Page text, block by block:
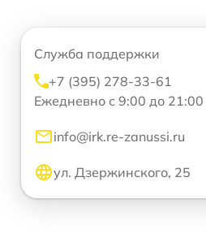
Служба поддержки
+7 (395) 278-33-61
Ежедневно с 9:00 до 21:00
info@irk.re-zanussi.ru
ул. Дзержинского, 25